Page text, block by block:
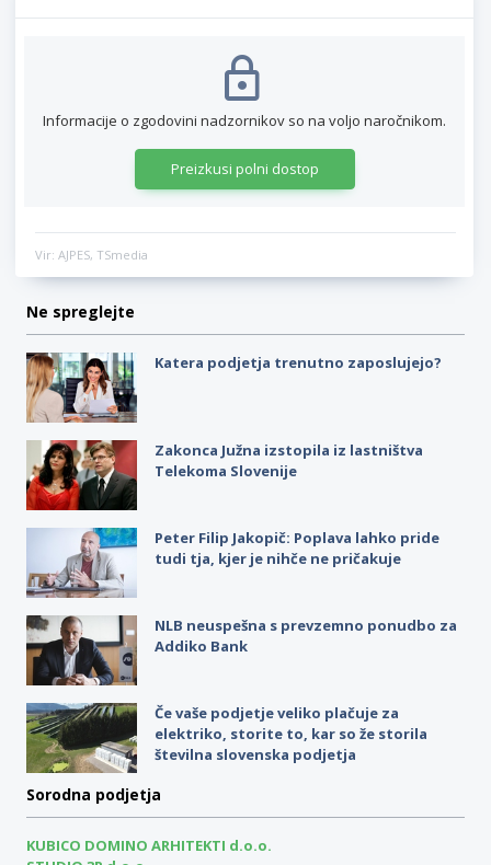
Informacije o zgodovini nadzornikov so na voljo naročnikom.
Preizkusi polni dostop
Vir: AJPES, TSmedia
Ne spreglejte
Katera podjetja trenutno zaposlujejo?
Zakonca Južna izstopila iz lastništva
Telekoma Slovenije
Peter Filip Jakopič: Poplava lahko pride
tudi tja, kjer je nihče ne pričakuje
NLB neuspešna s prevzemno ponudbo za
Addiko Bank
Če vaše podjetje veliko plačuje za
elektriko, storite to, kar so že storila
številna slovenska podjetja
Sorodna podjetja
KUBICO DOMINO ARHITEKTI d.o.o.